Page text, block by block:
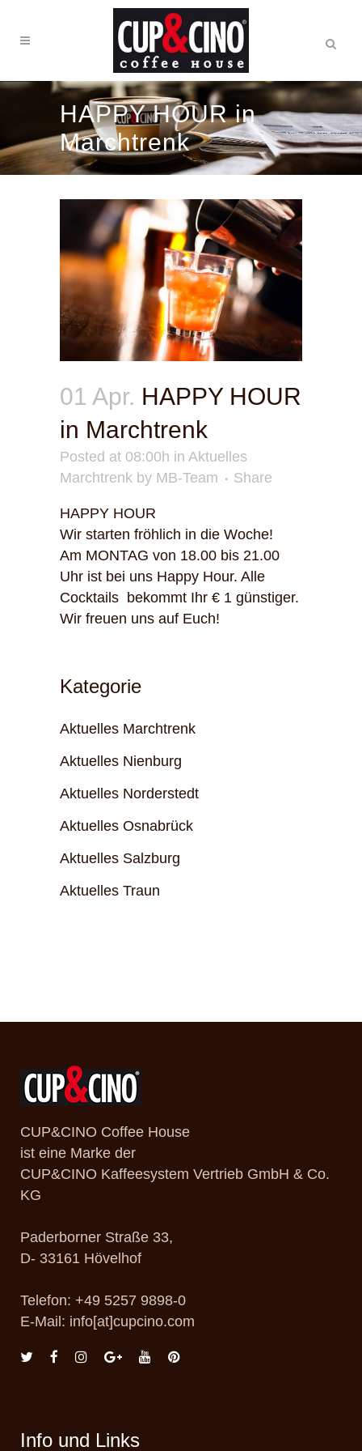
HAPPY HOUR in
Marchtrenk
01 Apr. HAPPY HOUR
in Marchtrenk
Posted at 08:00h in Aktuelles
Marchtrenk by MB-Team Share
HAPPY HOUR
Wir starten fröhlich in die Woche!
Am MONTAG von 18.00 bis 21.00
Uhr ist bei uns Happy Hour. Alle
Cocktails bekommt Ihr € 1 günstiger.
Wir freuen uns auf Euch!
Kategorie
Aktuelles Marchtrenk
Aktuelles Nienburg
Aktuelles Norderstedt
Aktuelles Osnabrück
Aktuelles Salzburg
Aktuelles Traun
CUP&CINO Coffee House
ist eine Marke der
CUP&CINO Kaffeesystem Vertrieb GmbH & Co.
KG
Paderborner Straße 33,
D- 33161 Hövelhof
Telefon: +49 5257 9898-0
E-Mail: info[at]cupcino.com
Info und Links